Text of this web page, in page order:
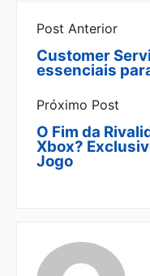
Post Anterior
Customer
essenciais
Próximo Post
O Fim da
Xbox?
Jogo